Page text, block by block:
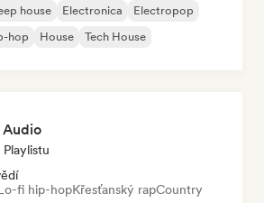
house Electronica
Electropop
hop House Tech House
fi hip-hopKřesťanský rapCountry